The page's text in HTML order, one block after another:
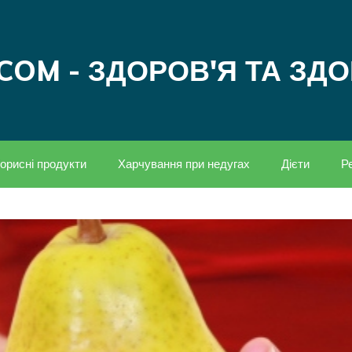
- ЗДОРОВ'Я ТА
продукти Харчування при недугах Дієти